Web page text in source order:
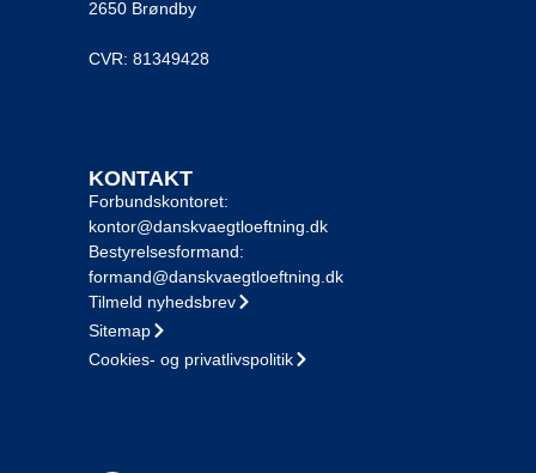
2650 Brøndby
CVR: 81349428
KONTAKT
Forbundskontoret:
kontor@danskvaegtloeftning.dk
Bestyrelsesformand:
formand@danskvaegtloeftning.dk
Tilmeld nyhedsbrev
Sitemap
Cookies- og privatlivspolitik